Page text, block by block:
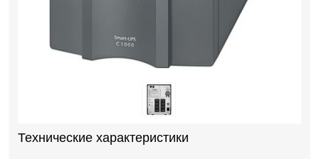
Технические характеристики